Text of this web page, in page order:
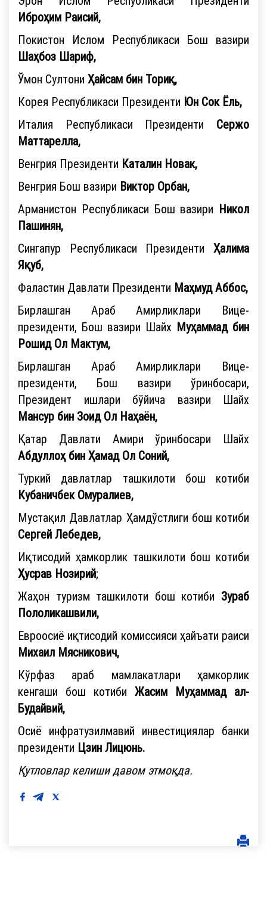
Иброҳим Раисий,
Покистон Ислом Республикаси Бош вазири
Шаҳбоз Шариф,
Ўмон Султони Ҳайсам бин Ториқ,
Корея Республикаси Президенти Юн Сок Ёль,
Италия Республикаси Президенти Сержо
Маттарелла,
Венгрия Президенти Каталин Новак,
Венгрия Бош вазири Виктор Орбан,
Арманистон Республикаси Бош вазири Никол
Пашинян,
Сингапур Республикаси Президенти Ҳалима
Яқуб,
Фаластин Давлати Президенти Маҳмуд Аббос,
Бирлашган Араб Амирликлари Вице-
президенти, Бош вазири Шайх Муҳаммад бин
Рошид Ол Мактум,
Бирлашган Араб Амирликлари Вице-
президенти, Бош вазири ўринбосари,
Президент ишлари бўйича вазири Шайх
Мансур бин Зоид Ол Наҳаён,
Қатар Давлати Амири ўринбосари Шайх
Абдуллоҳ бин Ҳамад Ол Соний,
Туркий давлатлар ташкилоти бош котиби
Кубаничбек Омуралиев,
Мустақил Давлатлар Ҳамдўстлиги бош котиби
Сергей Лебедев,
Иқтисодий ҳамкорлик ташкилоти бош котиби
Ҳусрав Нозирий;
Жаҳон туризм ташкилоти бош котиби Зураб
Пололикашвили,
Евроосиё иқтисодий комиссияси ҳайъати раиси
Михаил Мясникович,
Кўрфаз араб мамлакатлари ҳамкорлик
кенгаши бош котиби Жасим Муҳаммад ал-
Будайвий,
Осиё инфратузилмавий инвестициялар банки
президенти Цзин Лицюнь.
Қутловлар келиши давом этмоқда.